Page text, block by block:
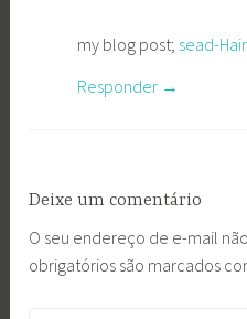
my blog post; sead-
Responder
Deixe um comentário
O seu endereço de e-mail
obrigatórios são marcados